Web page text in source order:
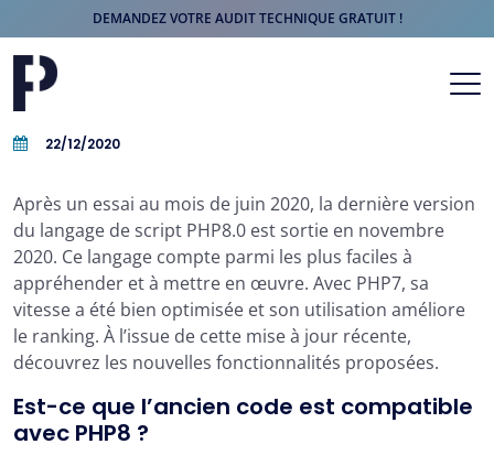
DEMANDEZ VOTRE AUDIT TECHNIQUE GRATUIT !
Aller au contenu
Navigation principale
22/12/2020
Après un essai au mois de juin 2020, la dernière version
du langage de script PHP8.0 est sortie en novembre
2020. Ce langage compte parmi les plus faciles à
appréhender et à mettre en œuvre. Avec PHP7, sa
vitesse a été bien optimisée et son utilisation améliore
le ranking. À l’issue de cette mise à jour récente,
découvrez les nouvelles fonctionnalités proposées.
Est-ce que l’ancien code est compatible
avec PHP8 ?